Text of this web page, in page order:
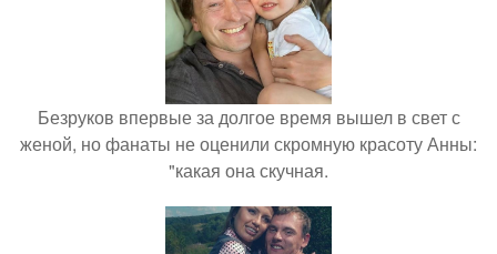
Безруков впервые за долгое время вышел в свет с
женой, но фанаты не оценили скромную красоту Анны:
"какая она скучная.